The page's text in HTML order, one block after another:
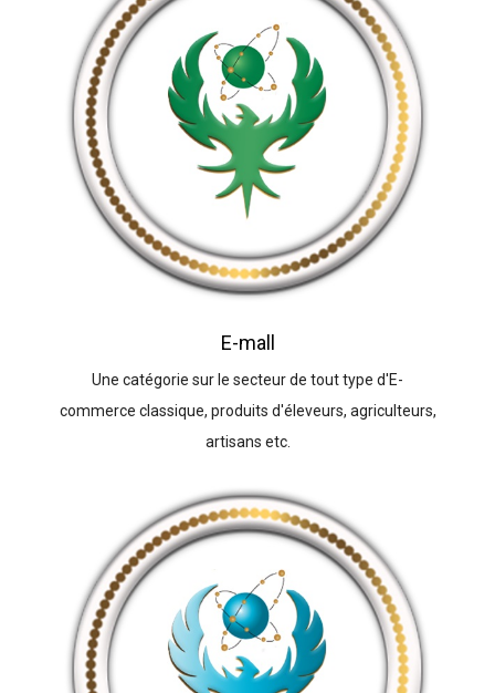
E-mall
Une catégorie sur le secteur de tout type d'E-
commerce classique, produits d'éleveurs, agriculteurs,
artisans etc.